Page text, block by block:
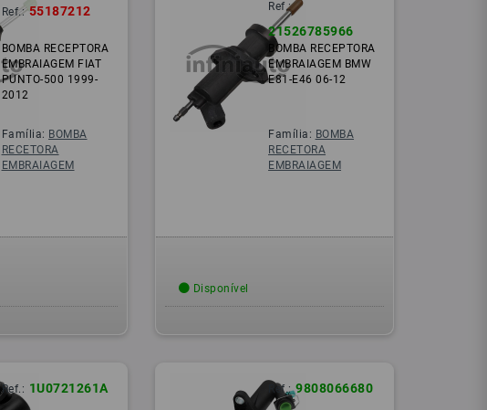
Ref.: 55187212
BOMBA RECEPTORA
EMBRAIAGEM FIAT
PUNTO-500 1999-
2012
Família: BOMBA
RECETORA
EMBRAIAGEM
Ref.:
21526785966
BOMBA RECEPTORA
EMBRAIAGEM BMW
E81-E46 06-12
Família: BOMBA
RECETORA
EMBRAIAGEM
Disponível
Ref.: 1U0721261A Ref.: 9808066680